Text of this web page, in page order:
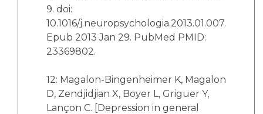
9. doi:
10.1016/j.neuropsychologia.2013.01.007.
Epub 2013 Jan 29. PubMed PMID:
23369802.
12: Magalon-Bingenheimer K, Magalon
D, Zendjidjian X, Boyer L, Griguer Y,
Lançon C. [Depression in general